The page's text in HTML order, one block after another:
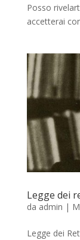
Posso
accetterai
Legge dei
da admin |
Legge dei